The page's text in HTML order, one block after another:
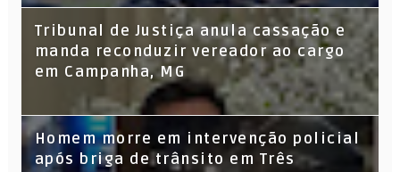
Tribunal de Justiça anula cassação e
manda reconduzir vereador ao cargo
em Campanha, MG
Homem morre em intervenção policial
após briga de trânsito em Três